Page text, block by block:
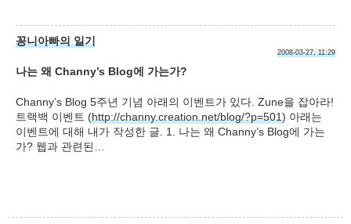
꽁니아빠의 일기
2008-03-27, 11:29
나는 왜 Channy’s Blog에 가는가?
Channy’s Blog 5주년 기념 아래의 이벤트가 있다. Zune을 잡아라!
트랙백 이벤트 (http://channy.creation.net/blog/?p=501) 아래는
이벤트에 대해 내가 작성한 글. 1. 나는 왜 Channy’s Blog에 가는
가? 웹과 관련된…